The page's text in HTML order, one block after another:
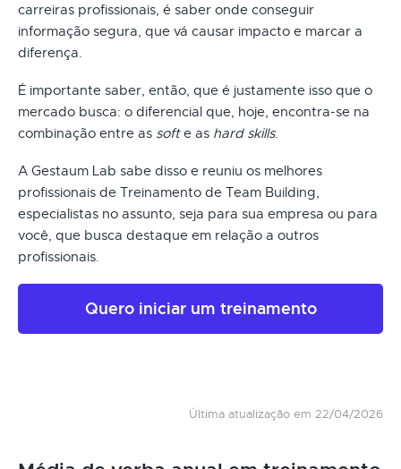
carreiras profissionais, é saber onde conseguir
informação segura, que vá causar impacto e marcar a
diferença.
É importante saber, então, que é justamente isso que o
mercado busca: o diferencial que, hoje, encontra-se na
combinação entre as softe as hard skills.
A Gestaum Lab sabe disso e reuniu os melhores
profissionais de Treinamento de Team Building,
especialistas no assunto, seja para sua empresa ou para
você, que busca destaque em relação a outros
profissionais.
Quero iniciar um treinamento
Última atualização em 22/04/2026